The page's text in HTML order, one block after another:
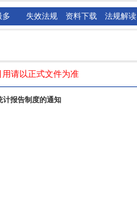
多 失效法规 资料下载 法规解读
请以正式文件为准
计报告制度的通知